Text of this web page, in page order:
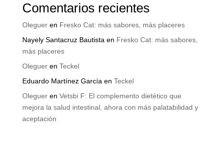
Comentarios recientes
Olegueren Fresko Cat: más sabores, más placeres
Nayely Santacruz Bautistaen Fresko Cat: más sabores,
más placeres
Olegueren Teckel
Eduardo Martínez Garcíaen Teckel
Olegueren Vetsbi F: El complemento dietético que
mejora la salud intestinal, ahora con más palatabilidad y
aceptación